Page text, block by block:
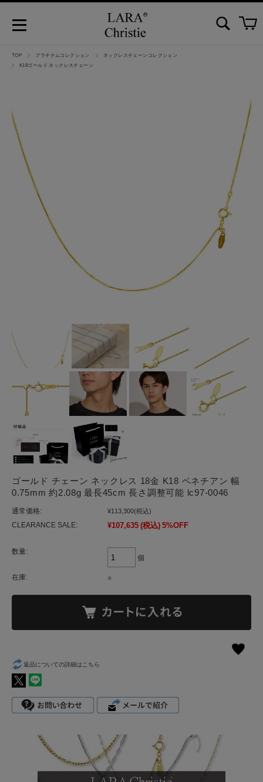
TOP プラチナムコレクション
ネックレスチェーンコレクション
K18ゴールド ネックレスチェーン
ゴールド チェーン ネックレス 18金 K18 ベネチアン 幅
0.75mm 約2.08g 最長45cm 長さ調整可能 lc97-0046
通常価格: ¥113,300(税込)
CLEARANCE SALE: ¥107,635 (税込) 5%OFF
数量:
個
在庫: ○
返品についての詳細はこちら